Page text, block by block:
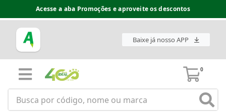
Acesse a aba Promoções e aproveite os descontos
Baixe já nosso APP
0